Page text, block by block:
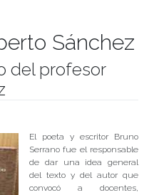
Sánchez
del profesor
El poeta y escritor Bruno
Serrano fue el responsable
de dar una idea general
del texto y del autor que
convocó a docentes,